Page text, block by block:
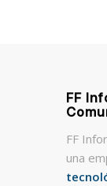
FF
FF
una